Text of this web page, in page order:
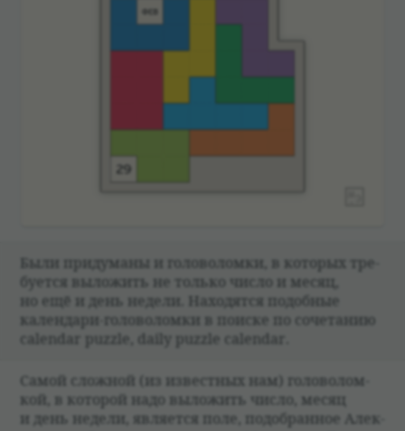
Были при­думаны и голо­во­ломки, в кото­рых тре­
бу­ется выложить не только число и месяц,
но ещё и день недели. Нахо­дятся подоб­ные
кален­дари-голо­во­ломки в поиске по соче­та­нию
calendar puzzle, daily puzzle calendar.
Самой слож­ной (из извест­ных нам) голо­во­лом­
кой, в кото­рой надо выложить число, месяц
и день недели, явля­ется поле, подо­бран­ное Алек­